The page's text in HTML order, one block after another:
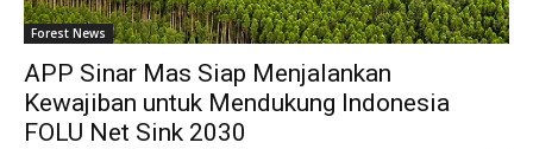
Forest News
APP Sinar Mas Siap Menjalankan
Kewajiban untuk Mendukung Indonesia
FOLU Net Sink 2030